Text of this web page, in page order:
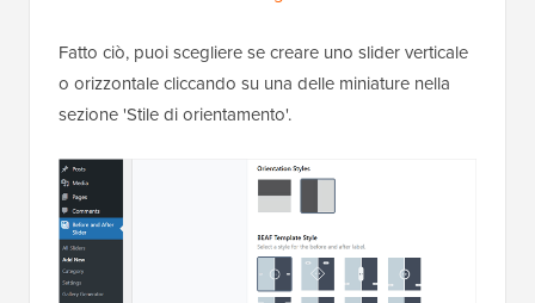
Fatto ciò, puoi scegliere se creare uno slider verticale
o orizzontale cliccando su una delle miniature nella
sezione 'Stile di orientamento'.